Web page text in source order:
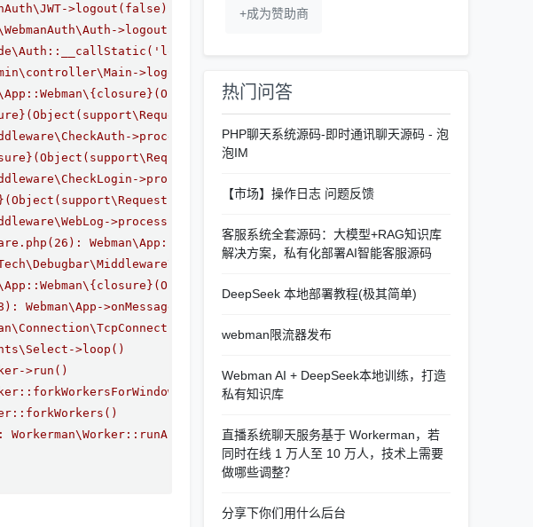
>logout(false)
>logout()
Array)
>logout(Object(support\Request))
>process(Object(support\Request), Object(Closure))
>process(Object(support\Request), Object(Closure))
>process(Object(support\Request), Object(Closure))
Webman\App::Webman\{closure}(Object(support\Request))
Webman\App->onMessage(Object(Workerman\Connection\TcpConnection),
>baseRead(Resource id #388)
>loop()
>run()
Workerman\Worker::runAll()
+成为赞助商
热门问答
PHP聊天系统源码-即时通讯聊天源码 - 泡
泡IM
【市场】操作日志 问题反馈
客服系统全套源码：大模型+RAG知识库
解决方案，私有化部署AI智能客服源码
DeepSeek 本地部署教程(极其简单)
webman限流器发布
Webman AI + DeepSeek本地训练，打造
私有知识库
直播系统聊天服务基于 Workerman，若
同时在线 1 万人至 10 万人，技术上需要
做哪些调整？
分享下你们用什么后台